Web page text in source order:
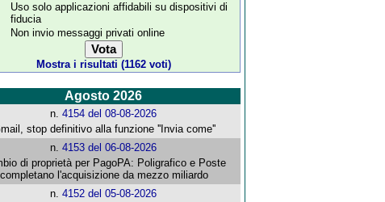
Uso solo applicazioni affidabili su dispositivi di
fiducia
Non invio messaggi privati online
Mostra i risultati (1162 voti)
Agosto 2026
n.4154 del 08-08-2026
stop definitivo alla funzione ''Invia come''
n.4153 del 06-08-2026
di proprietà per PagoPA: Poligrafico e Poste
completano l'acquisizione da mezzo miliardo
n.4152 del 05-08-2026